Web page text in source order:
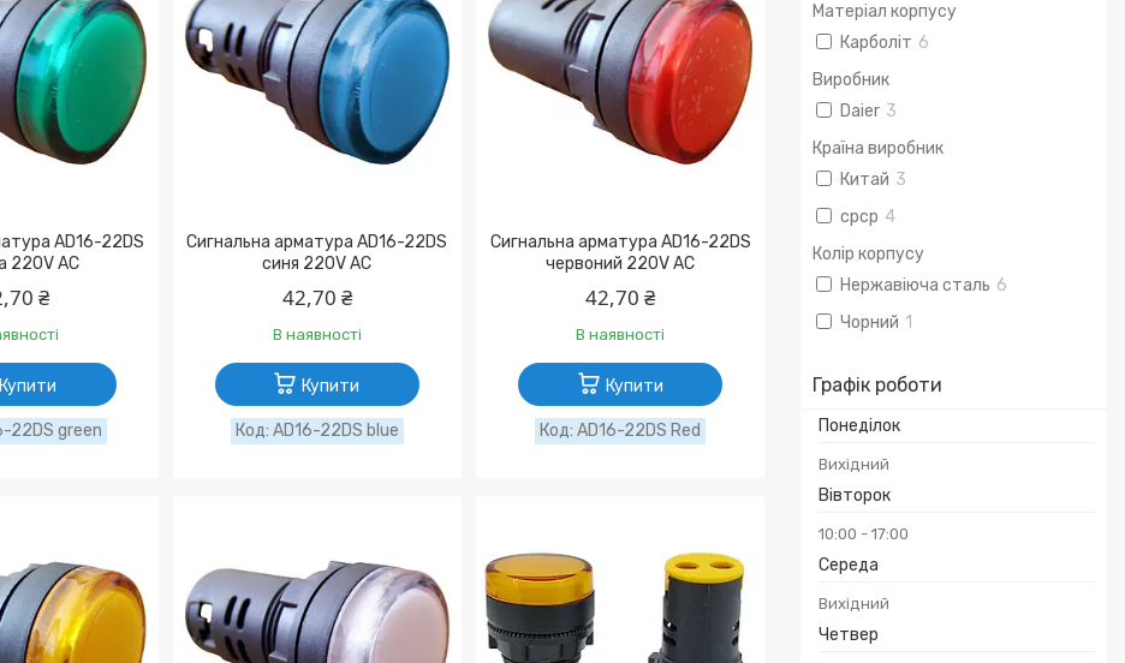
Матеріал корпусу
Карболіт 6
Виробник
Daier 3
Країна виробник
Китай 3
срср 4
Колір корпусу
Нержавіюча сталь 6
Чорний 1
Графік роботи
Понеділок
Вихідний
Вівторок
10:00 17:00
Середа
Вихідний
Четвер
AD16-22DS
220V АC
₴
Купити
22DS green
Сигнальна арматура AD16-22DS
синя 220V АC
42,70 ₴
В наявності
Купити
AD16-22DS blue
Сигнальна арматура AD16-22DS
червоний 220V АC
42,70 ₴
В наявності
Купити
AD16-22DS Red